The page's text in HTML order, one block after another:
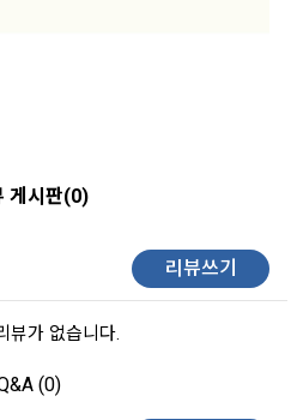
게시판(0)
리뷰쓰기
뷰가 없습니다.
(0)